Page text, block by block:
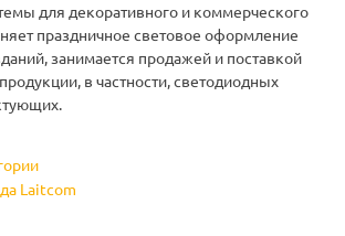
для декоративного и коммерческого
праздничное световое оформление
занимается продажей и поставкой
в частности, светодиодных
Laitcom